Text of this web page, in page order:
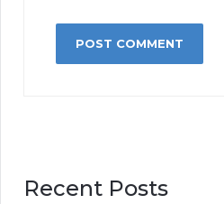
Recent Posts